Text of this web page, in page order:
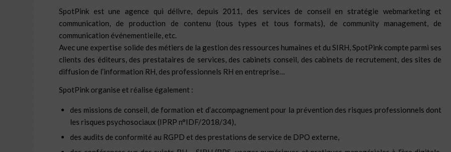
SpotPink est une agence qui délivre, depuis 2011, des services de conseil en stratégie webmarketing et
communication, de production de contenu (tous types et tous formats), de community management, de
communication événementielle, etc.
Avec une expertise solide des métiers de la gestion des ressources humaines et du SIRH, SpotPink compte parmi ses
clients des éditeurs, des prestataires de services, des cabinets conseil, des cabinets de recrutement, des sites de
diffusion de l’information RH, des professionnels RH en entreprise…
SpotPink organise et réalise également :
des missions de conseil, de formation et d’accompagnement pour la prévention des risques professionnels dont
les risques psychosociaux (IPRP n°IDF/2018/34),
des audits de conformité au RGPD et des prestations de service de DPO externe,